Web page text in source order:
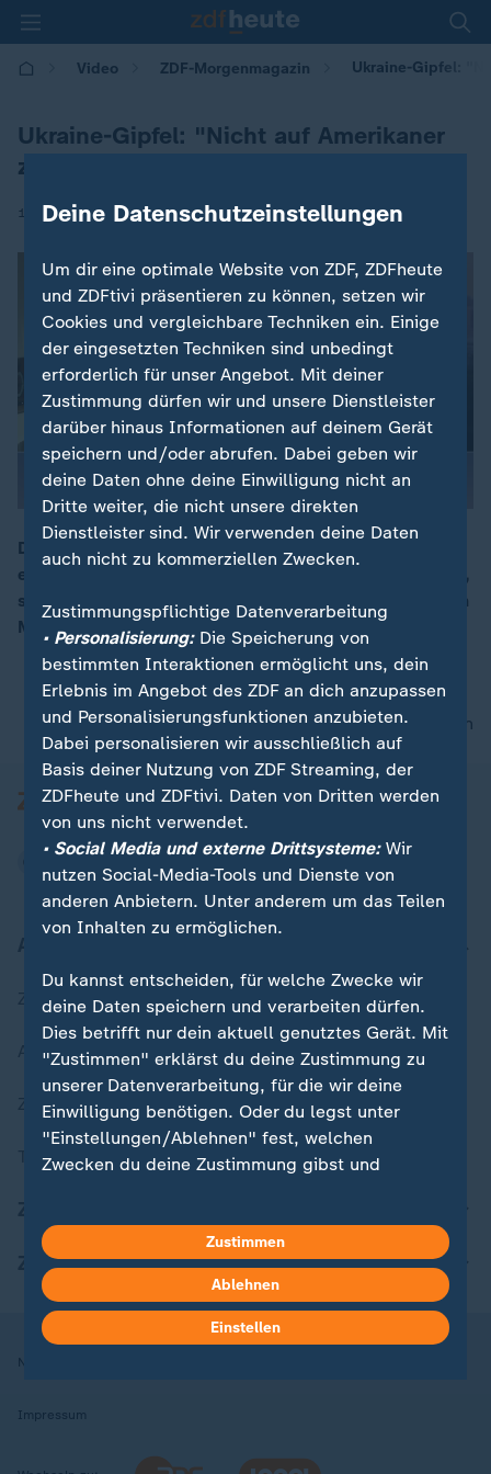
Video ZDF-Morgenmagazin Ukraine-Gipfel:
Ukraine-Gipfel: "Nicht auf Amerikaner
zählen"
18.08.2025 | 05:30
Die "Europäer sollten das Signal senden, dass sie
entschlossen sind, an der Seite der Ukraine zu stehen",
so Rüdiger von Fritsch, ehem. deutscher Botschafter in
Moskau zu den Verhandlungen in Washington.
nach oben
Zuletzt veröffentlicht
Aktuelle Sendungs-Videos
ZDFheute Stories
Themen im Überblick
ZDFheute Apps
Nutzungsbedingungen
Impressum
Deine Datenschutzeinstellungen
Um dir eine optimale Website von ZDF, ZDFheute
und ZDFtivi präsentieren zu können, setzen wir
Cookies und vergleichbare Techniken ein. Einige
der eingesetzten Techniken sind unbedingt
erforderlich für unser Angebot. Mit deiner
Zustimmung dürfen wir und unsere Dienstleister
darüber hinaus Informationen auf deinem Gerät
speichern und/oder abrufen. Dabei geben wir
deine Daten ohne deine Einwilligung nicht an
Dritte weiter, die nicht unsere direkten
Dienstleister sind. Wir verwenden deine Daten
auch nicht zu kommerziellen Zwecken.
Zustimmungspflichtige Datenverarbeitung
• Personalisierung:Die Speicherung von
bestimmten Interaktionen ermöglicht uns, dein
Erlebnis im Angebot des ZDF an dich anzupassen
und Personalisierungsfunktionen anzubieten.
Dabei personalisieren wir ausschließlich auf
Basis deiner Nutzung von ZDF Streaming, der
ZDFheute und ZDFtivi. Daten von Dritten werden
von uns nicht verwendet.
• Social Media und externe Drittsysteme:Wir
nutzen Social-Media-Tools und Dienste von
anderen Anbietern. Unter anderem um das Teilen
von Inhalten zu ermöglichen.
Du kannst entscheiden, für welche Zwecke wir
deine Daten speichern und verarbeiten dürfen.
Dies betrifft nur dein aktuell genutztes Gerät. Mit
"Zustimmen" erklärst du deine Zustimmung zu
unserer Datenverarbeitung, für die wir deine
Einwilligung benötigen. Oder du legst unter
"Einstellungen/Ablehnen" fest, welchen
Zwecken du deine Zustimmung gibst und
in deinen Einstellungen widerrufen oder ändern.
Hier findest du das Impressum.
Weitere Informationen findest du in unserer
Datenschutzerklärung.
Zustimmen
Ablehnen
Einstellen